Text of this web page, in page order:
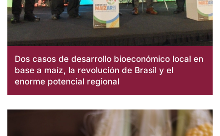
Dos casos de desarrollo bioeconómico local en
base a maíz, la revolución de Brasil y el
enorme potencial regional